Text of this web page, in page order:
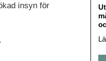
insyn för